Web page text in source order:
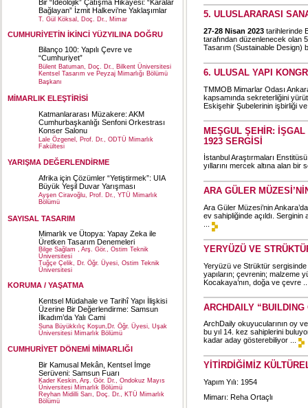
Bir “İdeolojik” Çatışma Hikayesi: “Karalar
Bağlayan” İzmit Halkevi’ne Yaklaşımlar
T. Gül Köksal, Doç. Dr., Mimar
CUMHURİYETİN İKİNCİ YÜZYILINA DOĞRU
Bilanço 100: Yapılı Çevre ve
“Cumhuriyet”
Bülent Batuman, Doç. Dr., Bilkent Üniversitesi
Kentsel Tasarım ve Peyzaj Mimarlığı Bölümü
Başkanı
MİMARLIK ELEŞTİRİSİ
Katmanlararası Müzakere: AKM
Cumhurbaşkanlığı Senfoni Orkestrası
Konser Salonu
Lale Özgenel, Prof. Dr., ODTÜ Mimarlık
Fakültesi
YARIŞMA DEĞERLENDİRME
Afrika için Çözümler “Yetiştirmek”: UIA
Büyük Yeşil Duvar Yarışması
Ayşen Ciravoğlu, Prof. Dr., YTÜ Mimarlık
Bölümü
SAYISAL TASARIM
Mimarlık ve Ütopya: Yapay Zeka ile
Üretken Tasarım Denemeleri
Bilge Sağlam , Arş. Gör., Ostim Teknik
Üniversitesi
Tuğçe Çelik, Dr. Öğr. Üyesi, Ostim Teknik
Üniversitesi
KORUMA / YAŞATMA
Kentsel Müdahale ve Tarihî Yapı İlişkisi
Üzerine Bir Değerlendirme: Samsun
İlkadım’da Yalı Cami
Suna Büyükkılıç Koşun,Dr. Öğr. Üyesi, Uşak
Üniversitesi Mimarlık Bölümü
CUMHURİYET DÖNEMİ MİMARLIĞI
Bir Kamusal Mekân, Kentsel İmge
Serüveni: Samsun Fuarı
Kader Keskin, Arş. Gör. Dr., Ondokuz Mayıs
Üniversitesi Mimarlık Bölümü
Reyhan Midilli Sarı, Doç. Dr., KTÜ Mimarlık
Bölümü
5. ULUSLARARASI
27-28 Nisan 2023 tarihlerinde
tarafından düzenlenecek olan
Tasarım (Sustainable Design)
6. ULUSAL YAPI
TMMOB Mimarlar Odası
kapsamında sekreterliğini
Eskişehir Şubelerinin işbirliği
MEŞGUL ŞEHİR: İŞGAL
1923 SERGİSİ
İstanbul Araştırmaları
yıllarını mercek altına alan
ARA GÜLER
Ara Güler Müzesi’nin
ev sahipliğinde açıldı. Serginin
YERYÜZÜ VE
Yeryüzü ve Strüktür sergisinde
yapıların; çevrenin; malzeme
Kocakaya’nın, doğa ve çevre
ARCHDAILY
ArchDaily okuyucularının oy
bu yıl 14. kez sahiplerini
kadar aday gösterebiliyor ...
YİTİRDİĞİMİZ
Yapım Yılı: 1954
Mimarı: Reha Ortaçlı